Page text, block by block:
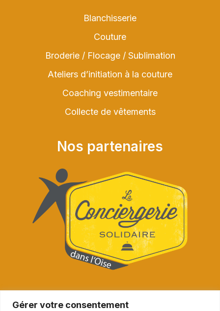
Gérer votre consentement
Blanchisserie
Couture
Broderie / Flocage / Sublimation
Ateliers d’initiation à la couture
Coaching vestimentaire
Collecte de vêtements
Nos partenaires